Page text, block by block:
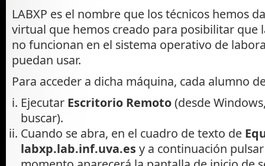
LABXP es el nombre que los técnicos hemos
virtual que hemos creado para posibilitar que
no funcionan en el sistema operativo de
puedan usar.
Para acceder a dicha máquina, cada alumno
Ejecutar Escritorio Remoto(desde
buscar).
Cuando se abra, en el cuadro de texto de
labxp.lab.inf.uva.es y a continuación